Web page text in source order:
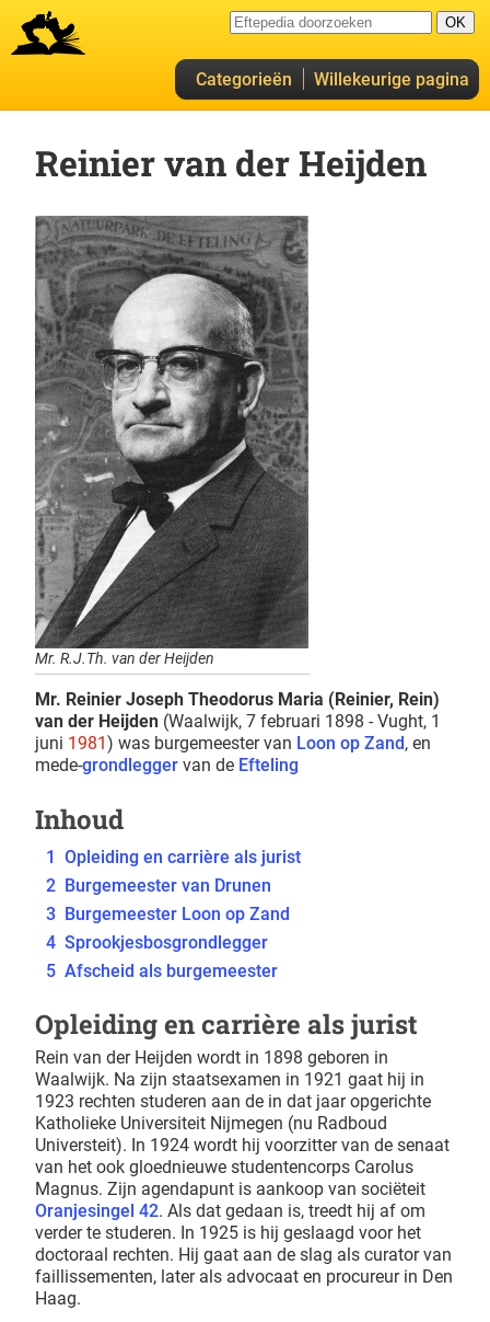
Categorieën Willekeurige pagina
Reinier van der Heijden
Mr. R.J.Th. van der Heijden
Mr. Reinier Joseph Theodorus Maria (Reinier, Rein)
van der Heijden (Waalwijk, 7 februari 1898 - Vught, 1
juni 1981) was burgemeester van Loon op Zand, en
mede-grondlegger van de Efteling
Inhoud
1 Opleiding en carrière als jurist
2 Burgemeester van Drunen
3 Burgemeester Loon op Zand
4 Sprookjesbosgrondlegger
5 Afscheid als burgemeester
Opleiding en carrière als jurist
Rein van der Heijden wordt in 1898 geboren in
Waalwijk. Na zijn staatsexamen in 1921 gaat hij in
1923 rechten studeren aan de in dat jaar opgerichte
Katholieke Universiteit Nijmegen (nu Radboud
Universteit). In 1924 wordt hij voorzitter van de senaat
van het ook gloednieuwe studentencorps Carolus
Magnus. Zijn agendapunt is aankoop van sociëteit
Oranjesingel 42. Als dat gedaan is, treedt hij af om
verder te studeren. In 1925 is hij geslaagd voor het
doctoraal rechten. Hij gaat aan de slag als curator van
faillissementen, later als advocaat en procureur in Den
Haag.